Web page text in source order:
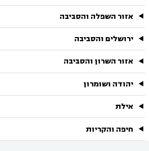
אזור השפלה והסביבה
ירושלים והסביבה
אזור השרון והסביבה
יהודה ושומרון
אילת
חיפה והקריות